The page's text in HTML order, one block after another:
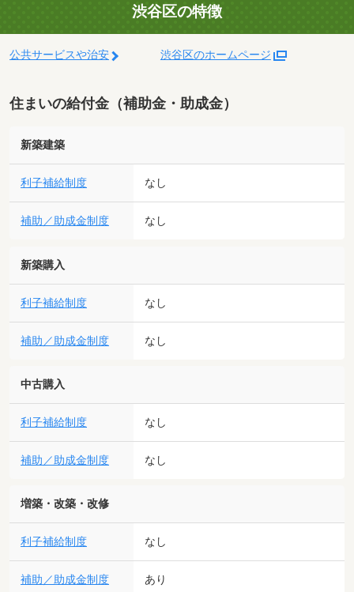
渋谷区の特徴
公共サービスや治安 渋谷区のホームページ
住まいの給付金（補助金・助成金）
新築建築
利子補給制度 なし
補助／助成金制度 なし
新築購入
利子補給制度 なし
補助／助成金制度 なし
中古購入
利子補給制度 なし
補助／助成金制度 なし
増築・改築・改修
利子補給制度 なし
補助／助成金制度 あり